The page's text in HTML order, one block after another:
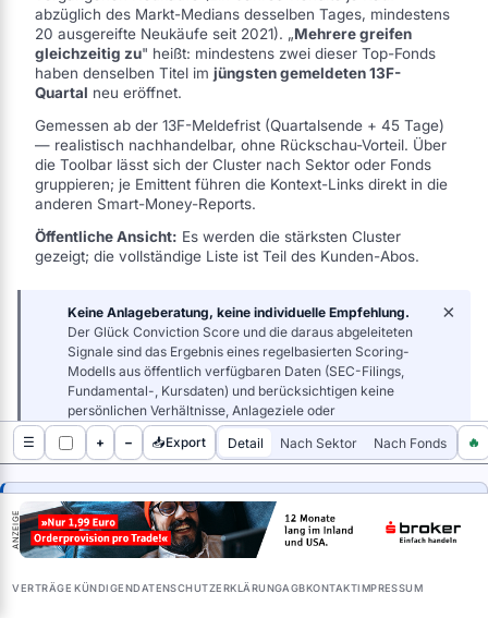
abzüglich des Markt-Medians desselben Tages, mindestens
20 ausgereifte Neukäufe seit 2021). „Mehrere greifen
gleichzeitig zu" heißt: mindestens zwei dieser Top-Fonds
haben denselben Titel im jüngsten gemeldeten 13F-
Quartal neu eröffnet.
Gemessen ab der 13F-Meldefrist (Quartalsende + 45 Tage)
— realistisch nachhandelbar, ohne Rückschau-Vorteil. Über
die Toolbar lässt sich der Cluster nach Sektor oder Fonds
gruppieren; je Emittent führen die Kontext-Links direkt in die
anderen Smart-Money-Reports.
Öffentliche Ansicht: Es werden die stärksten Cluster
gezeigt; die vollständige Liste ist Teil des Kunden-Abos.
×
Keine Anlageberatung, keine individuelle Empfehlung.
Der Glück Conviction Score und die daraus abgeleiteten
Signale sind das Ergebnis eines regelbasierten Scoring-
Modells aus öffentlich verfügbaren Daten (SEC-Filings,
Fundamental-, Kursdaten) und berücksichtigen keine
persönlichen Verhältnisse, Anlageziele oder
Risikobereitschaften.Dargestellte Performance beruht
auf Vergangenheitsdaten —
Vergangenheitsperformance ist kein zuverlässiger
Indikator für zukünftige Wertentwicklung;Kennzahlen
ohne Berücksichtigung von Steuern, unter Annahme der
konfigurierten Gebühren.
Ersteller:Verantwortlich für Erstellung und Verbreitung ist
Einstufung wird arbeitstäglich automatisiert neu
☰ + − 📥Export Detail Nach Sektor Nach Fonds 🔥
└─ Neukauf (jüngstes Quartal)
Portf.-Gewicht %
O'Connor Financial Group LLC
PING CAPITAL MANAGEMENT, INC.
Four Tree Island Advisory LLC
🔒
Du siehst die Top 25 von 154.
Die vollständige Rangliste und der exakte GCS-Score sind
Teil des Kunden-Abos.
Alle ansehen
oder kostenlos registrieren
ANZEIGE
VERTRÄGE KÜNDIGENDATENSCHUTZERKLÄRUNGAGBKONTAKTIMPRESSUM